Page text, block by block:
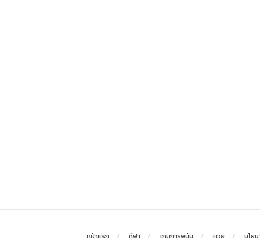
หน้าแรก กีฬา เกมการพนัน หวย นโย